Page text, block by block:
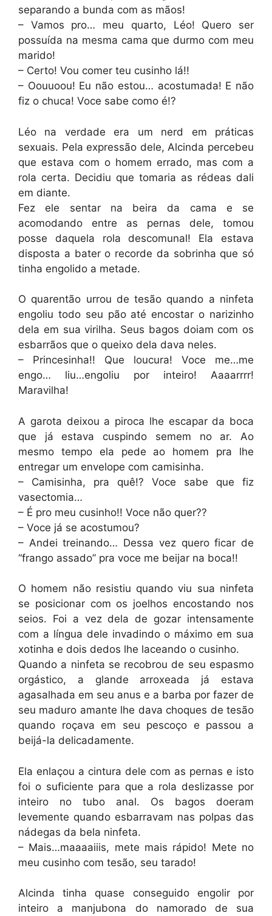
separando a bunda com as mãos!
– Vamos pro… meu quarto, Léo! Quero ser
possuída na mesma cama que durmo com meu
marido!
– Certo! Vou comer teu cusinho lá!!
– Oouuoou! Eu não estou… acostumada! E não
fiz o chuca! Voce sabe como é!?
Léo na verdade era um nerd em práticas
sexuais. Pela expressão dele, Alcinda percebeu
que estava com o homem errado, mas com a
rola certa. Decidiu que tomaria as rédeas dali
em diante.
Fez ele sentar na beira da cama e se
acomodando entre as pernas dele, tomou
posse daquela rola descomunal! Ela estava
disposta a bater o recorde da sobrinha que só
tinha engolido a metade.
O quarentão urrou de tesão quando a ninfeta
engoliu todo seu pão até encostar o narizinho
dela em sua virilha. Seus bagos doiam com os
esbarrãos que o queixo dela dava neles.
– Princesinha!! Que loucura! Voce me…me
engo… liu…engoliu por inteiro! Aaaarrrr!
Maravilha!
A garota deixou a piroca lhe escapar da boca
que já estava cuspindo semem no ar. Ao
mesmo tempo ela pede ao homem pra lhe
entregar um envelope com camisinha.
– Camisinha, pra quê!? Voce sabe que fiz
vasectomia…
– É pro meu cusinho!! Voce não quer??
– Voce já se acostumou?
– Andei treinando… Dessa vez quero ficar de
“frango assado” pra voce me beijar na boca!!
O homem não resistiu quando viu sua ninfeta
se posicionar com os joelhos encostando nos
seios. Foi a vez dela de gozar intensamente
com a língua dele invadindo o máximo em sua
xotinha e dois dedos lhe laceando o cusinho.
Quando a ninfeta se recobrou de seu espasmo
orgástico, a glande arroxeada já estava
agasalhada em seu anus e a barba por fazer de
seu maduro amante lhe dava choques de tesão
quando roçava em seu pescoço e passou a
beijá-la delicadamente.
Ela enlaçou a cintura dele com as pernas e isto
foi o suficiente para que a rola deslizasse por
inteiro no tubo anal. Os bagos doeram
levemente quando esbarravam nas polpas das
nádegas da bela ninfeta.
– Mais…maaaaiiis, mete mais rápido! Mete no
meu cusinho com tesão, seu tarado!
Alcinda tinha quase conseguido engolir por
inteiro a manjubona do namorado de sua